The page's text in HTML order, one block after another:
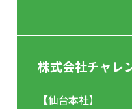
株式会社チャレ
【仙台本社】